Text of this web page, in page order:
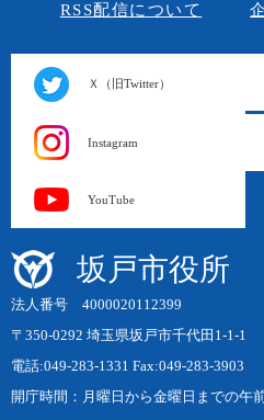
RSS配信について
Ｘ（旧Twitter）
Instagram
YouTube
坂戸市役所
法人番号 4000020112399
〒350-0292 埼玉県坂戸市千代田1-1-1
電話:049-283-1331 Fax:049-283-3903
開庁時間：月曜日から金曜日までの午